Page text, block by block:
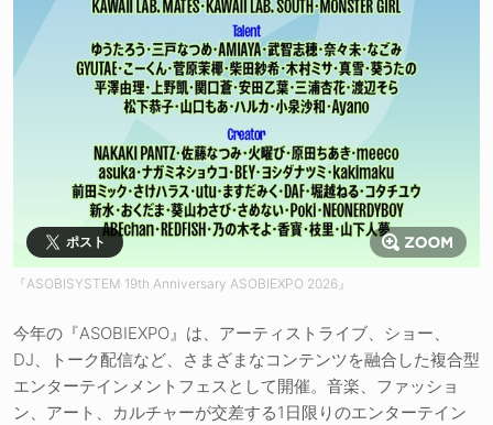
ポスト
『ASOBISYSTEM 19th Anniversary ASOBIEXPO 2026』
今年の『ASOBIEXPO』は、アーティストライブ、ショー、
DJ、トーク配信など、さまざまなコンテンツを融合した複合型
エンターテインメントフェスとして開催。音楽、ファッショ
ン、アート、カルチャーが交差する1日限りのエンターテイン